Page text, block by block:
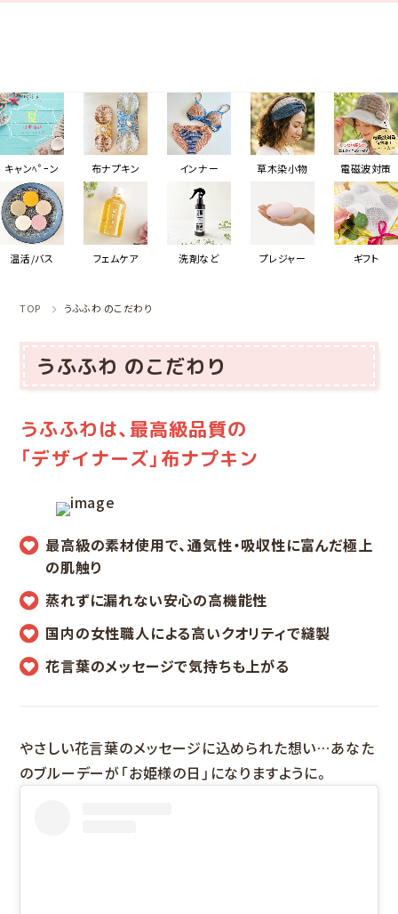
キャンﾍﾟｰン 布ナプキン インナー 草木染小物 電磁波対策
温活/バス フェムケア 洗剤など プレジャー ギフト
TOP うふふわ のこだわり
うふふわ のこだわり
うふふわは、最高級品質の
「デザイナーズ」布ナプキン
最高級の素材使用で、通気性・吸収性に富んだ極上
の肌触り
蒸れずに漏れない安心の高機能性
国内の女性職人による高いクオリティで縫製
花言葉のメッセージで気持ちも上がる
やさしい花言葉のメッセージに込められた想い…あなた
のブルーデーが「お姫様の日」になりますように。